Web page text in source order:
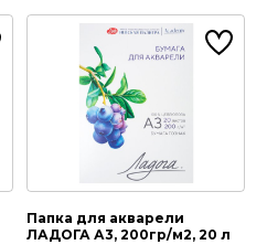
Папка для акварели
ЛАДОГА А3, 200гр/м2, 20 л